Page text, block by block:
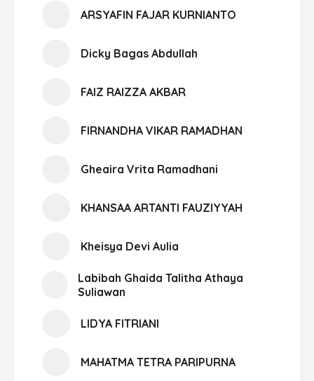
ARSYAFIN FAJAR KURNIANTO
Dicky Bagas Abdullah
FAIZ RAIZZA AKBAR
FIRNANDHA VIKAR RAMADHAN
Gheaira Vrita Ramadhani
KHANSAA ARTANTI FAUZIYYAH
Kheisya Devi Aulia
Labibah Ghaida Talitha Athaya
Suliawan
LIDYA FITRIANI
MAHATMA TETRA PARIPURNA